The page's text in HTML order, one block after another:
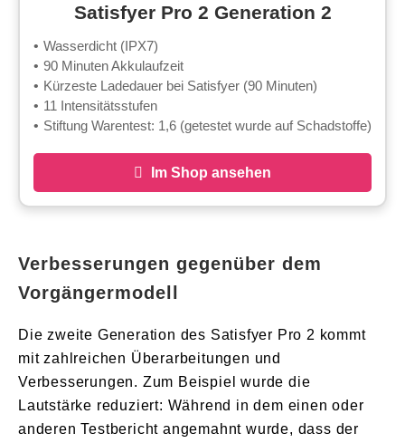
Satisfyer Pro 2 Generation 2
Wasserdicht (IPX7)
90 Minuten Akkulaufzeit
Kürzeste Ladedauer bei Satisfyer (90 Minuten)
11 Intensitätsstufen
Stiftung Warentest: 1,6 (getestet wurde auf Schadstoffe)
Im Shop ansehen
Verbesserungen gegenüber dem
Vorgängermodell
Die zweite Generation des Satisfyer Pro 2 kommt
mit zahlreichen Überarbeitungen und
Verbesserungen. Zum Beispiel wurde die
Lautstärke reduziert: Während in dem einen oder
anderen Testbericht angemahnt wurde, dass der